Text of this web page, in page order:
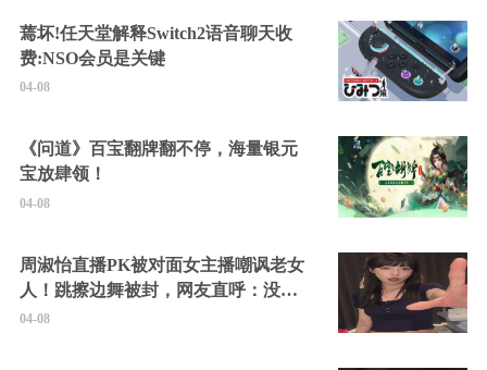
蔫坏!任天堂解释Switch2语音聊天收
费:NSO会员是关键
04-08
《问道》百宝翻牌翻不停，海量银元
宝放肆领！
04-08
周淑怡直播PK被对面女主播嘲讽老女
人！跳擦边舞被封，网友直呼：没边
硬擦封的好！
04-08